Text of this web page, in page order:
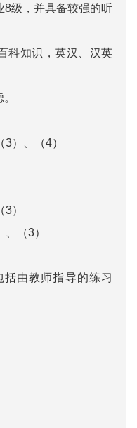
8级，并具备较强的听
科知识，英汉、汉英
）、（4）
）
（3）
由教师指导的练习